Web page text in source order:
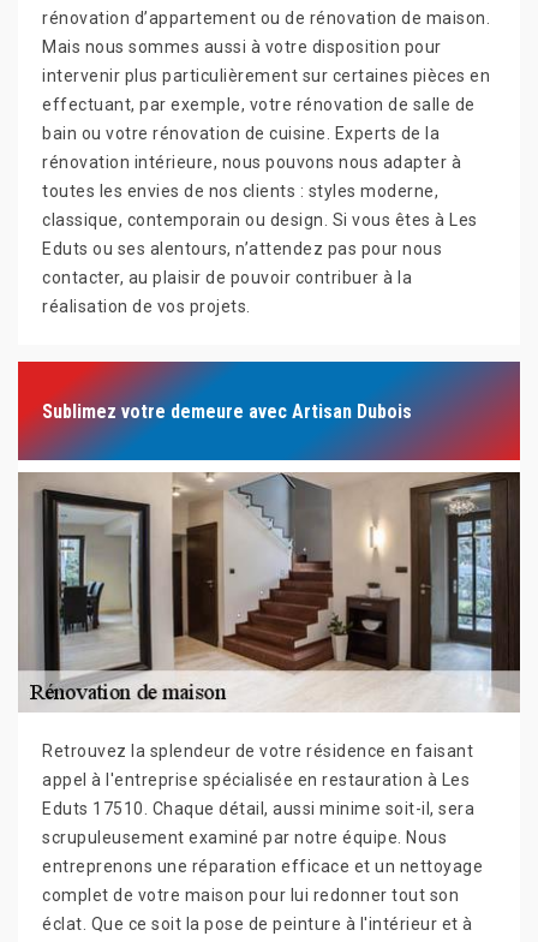
rénovation d’appartement ou de rénovation de maison.
Mais nous sommes aussi à votre disposition pour
intervenir plus particulièrement sur certaines pièces en
effectuant, par exemple, votre rénovation de salle de
bain ou votre rénovation de cuisine. Experts de la
rénovation intérieure, nous pouvons nous adapter à
toutes les envies de nos clients : styles moderne,
classique, contemporain ou design. Si vous êtes à Les
Eduts ou ses alentours, n’attendez pas pour nous
contacter, au plaisir de pouvoir contribuer à la
réalisation de vos projets.
Sublimez votre demeure avec Artisan Dubois
Retrouvez la splendeur de votre résidence en faisant
appel à l'entreprise spécialisée en restauration à Les
Eduts 17510. Chaque détail, aussi minime soit-il, sera
scrupuleusement examiné par notre équipe. Nous
entreprenons une réparation efficace et un nettoyage
complet de votre maison pour lui redonner tout son
éclat. Que ce soit la pose de peinture à l'intérieur et à